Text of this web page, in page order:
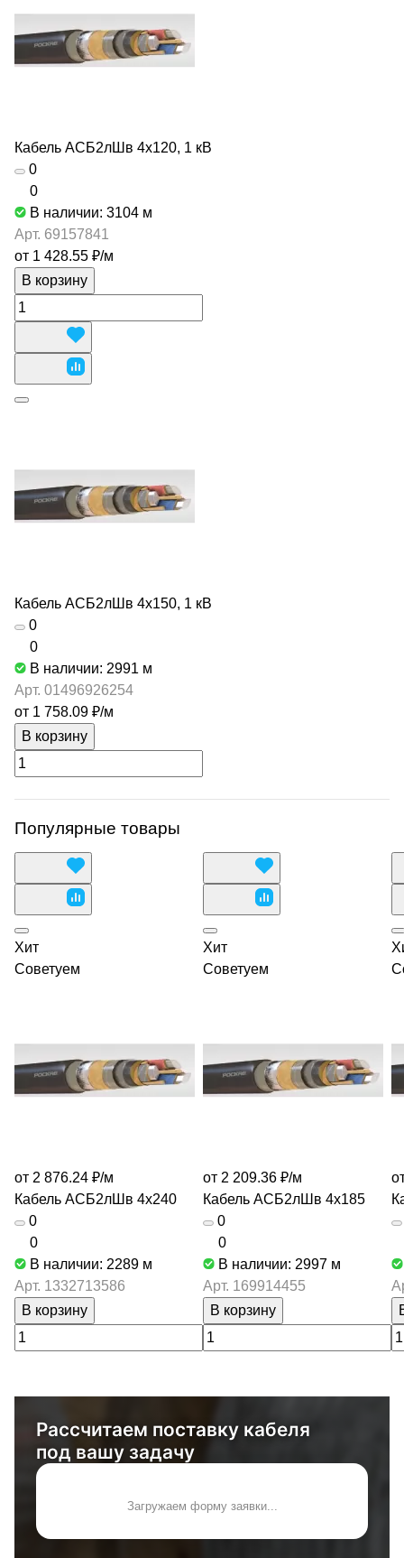
Кабель АСБ2лШв 4х120, 1 кВ
0
0
В наличии: 3104 м
Арт. 69157841
от 1 428.55 ₽/м
В корзину
Кабель АСБ2лШв 4х150, 1 кВ
0
0
В наличии: 2991 м
Арт. 01496926254
от 1 758.09 ₽/м
В корзину
Популярные товары
Хит
Советуем
от 2 876.24 ₽/м
Кабель АСБ2лШв 4х240
0
0
В наличии: 2289 м
Арт. 1332713586
В корзину
Хит
Советуем
от 2 209.36 ₽/м
Кабель АСБ2лШв 4х185
0
0
В наличии: 2997 м
Арт. 169914455
В корзину
Рассчитаем поставку кабеля
под вашу задачу
Загружаем форму заявки...